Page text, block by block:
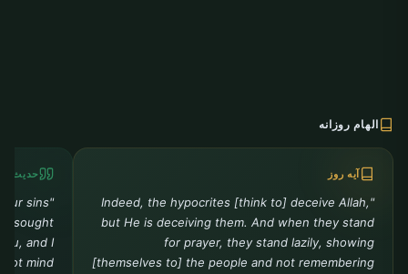
الهام روزانه
آیه روز
"Indeed, the hypocrites [think to] deceive Allah,
but He is deceiving them. And when they stand
for prayer, they stand lazily, showing
[themselves to] the people and not remembering
حدیث
sins
sought
and I
mind."""